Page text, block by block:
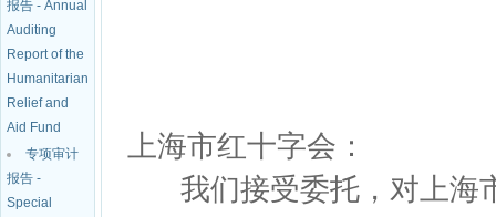
报告 - Annual
Auditing
Report of the
Humanitarian
Relief and
Aid Fund
专项审计
报告 -
Special
上海市红十字会：
我们接受委托，对上海市